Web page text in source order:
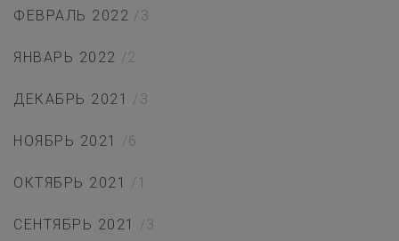
ФЕВРАЛЬ 2022 /3
ЯНВАРЬ 2022 /2
ДЕКАБРЬ 2021 /3
НОЯБРЬ 2021 /6
ОКТЯБРЬ 2021 /1
СЕНТЯБРЬ 2021 /3